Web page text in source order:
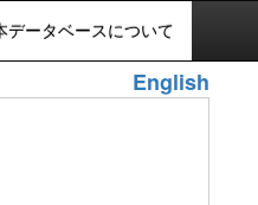
データベースについて
English